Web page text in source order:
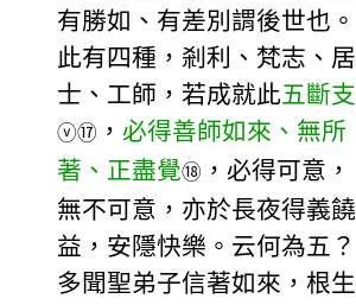
有勝如、有差別謂後世也。
此有四種，剎利、梵志、居
士、工師，若成就此五斷支
ⓥ⑰ ， 必得善師如來、無所
著、正盡覺⑱ ，必得可意，
無不可意，亦於長夜得義饒
益，安隱快樂。云何為五？
多聞聖弟子信著如來，根生